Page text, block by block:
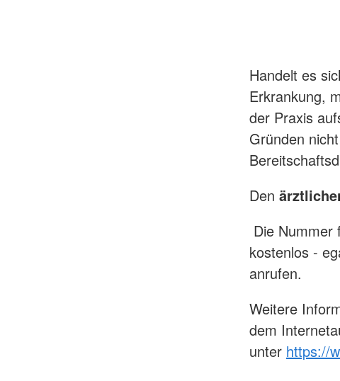
Handelt es
Erkrankung,
der Praxis
Gründen
Den
Die Nummer
kostenlos -
anrufen.
Weitere
dem
unter https://